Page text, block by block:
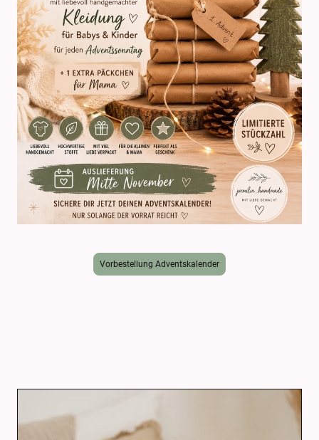
Vorbestellung Adventskalender